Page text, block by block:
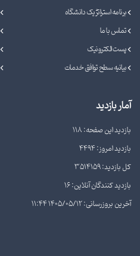
برنامه استراتژیک دانشگاه
تماس با ما
پست الکترونیک
بیانیه سطح توافق خدمات
آمار بازدید
بازدید این صفحه: 118
بازدید امروز: 4494
کل بازدید: 3514159
بازدید کنندگان آنلاین: 16
آخرین بروزرسانی: 1405/05/12 11:44